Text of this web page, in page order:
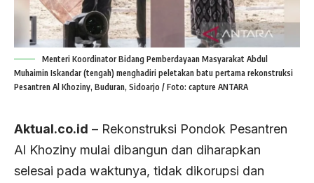
Menteri Koordinator Bidang Pemberdayaan Masyarakat Abdul
Muhaimin Iskandar (tengah) menghadiri peletakan batu pertama rekonstruksi
Pesantren Al Khoziny, Buduran, Sidoarjo / Foto: capture ANTARA
Aktual.co.id – Rekonstruksi Pondok Pesantren
Al Khoziny mulai dibangun dan diharapkan
selesai pada waktunya, tidak dikorupsi dan